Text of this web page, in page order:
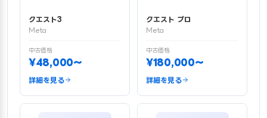
クエスト3
Meta
中古価格
¥48,000〜
詳細を見る
クエスト プロ
Meta
中古価格
¥180,000〜
詳細を見る